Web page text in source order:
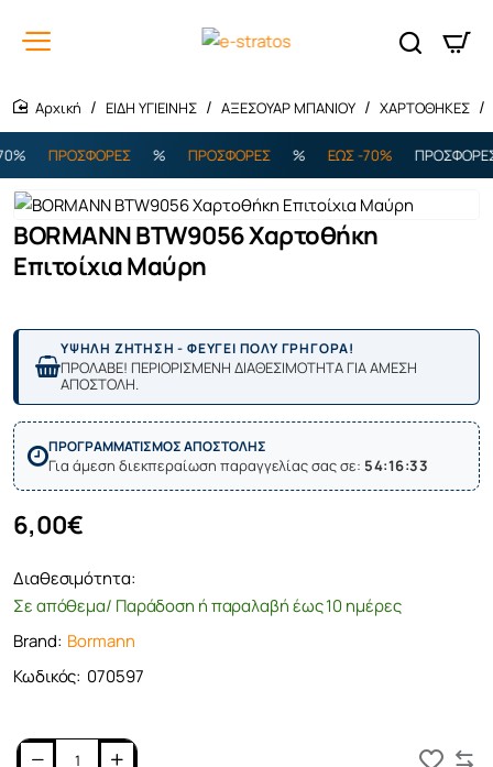
ΕΙΔΗ ΥΓΙΕΙΝΗΣ ΑΞΕΣΟΥΑΡ ΜΠΑΝΙΟΥ ΧΑΡΤΟΘΗΚΕΣ
ΠΡΟΣΦΟΡΕΣ ΠΡΟΣΦΟΡΕΣ ΕΩΣ -70% ΠΡΟΣΦΟΡΕΣ
BORMANN BTW9056 Χαρτοθήκη
Επιτοίχια Μαύρη
ΥΨΗΛΗ ΖΗΤΗΣΗ - ΦΕΥΓΕΙ ΠΟΛΥ ΓΡΗΓΟΡΑ!
ΠΡΟΛΑΒΕ! ΠΕΡΙΟΡΙΣΜΕΝΗ ΔΙΑΘΕΣΙΜΟΤΗΤΑ ΓΙΑ ΑΜΕΣΗ
ΑΠΟΣΤΟΛΗ.
ΠΡΟΓΡΑΜΜΑΤΙΣΜΟΣ ΑΠΟΣΤΟΛΗΣ
Για άμεση διεκπεραίωση παραγγελίας σας σε: 54:16:33
Διαθεσιμότητα:
Σε απόθεμα/ Παράδοση ή παραλαβή έως 10 ημέρες
Brand: Bormann
Κωδικός: 070597
6,00€